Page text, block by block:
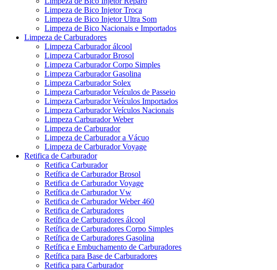
Limpeza de Bico Injetor Troca
Limpeza de Bico Injetor Ultra Som
Limpeza de Bico Nacionais e Importados
Limpeza de Carburadores
Limpeza Carburador álcool
Limpeza Carburador Brosol
Limpeza Carburador Corpo Simples
Limpeza Carburador Gasolina
Limpeza Carburador Solex
Limpeza Carburador Veículos de Passeio
Limpeza Carburador Veículos Importados
Limpeza Carburador Veículos Nacionais
Limpeza Carburador Weber
Limpeza de Carburador
Limpeza de Carburador a Vácuo
Limpeza de Carburador Voyage
Retifica de Carburador
Retifica Carburador
Retífica de Carburador Brosol
Retifica de Carburador Voyage
Retífica de Carburador Vw
Retifica de Carburador Weber 460
Retifica de Carburadores
Retífica de Carburadores álcool
Retífica de Carburadores Corpo Simples
Retífica de Carburadores Gasolina
Retífica e Embuchamento de Carburadores
Retífica para Base de Carburadores
Retifica para Carburador